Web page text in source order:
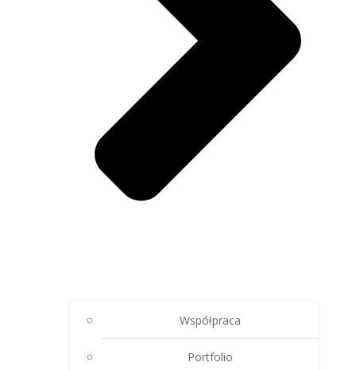
Współpraca
Portfolio